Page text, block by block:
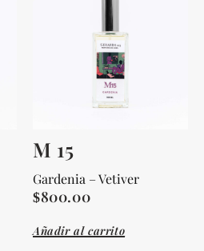
M 15
Gardenia – Vetiver
$800.00
Añadir al carrito